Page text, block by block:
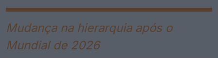
Mudança na hierarquia após o
Mundial de 2026